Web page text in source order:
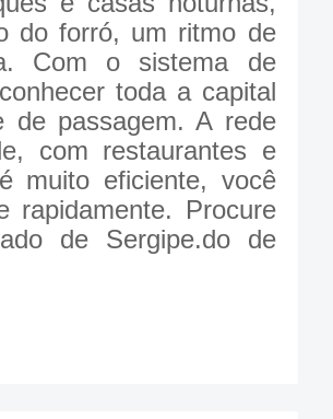
do forró, um ritmo de
Com o sistema de
toda a capital
de passagem. A rede
com restaurantes e
muito eficiente, você
rapidamente. Procure
de Sergipe.do de